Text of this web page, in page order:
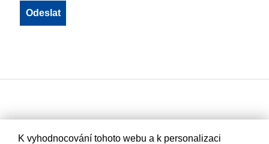
K vyhodnocování tohoto webu a k personalizaci